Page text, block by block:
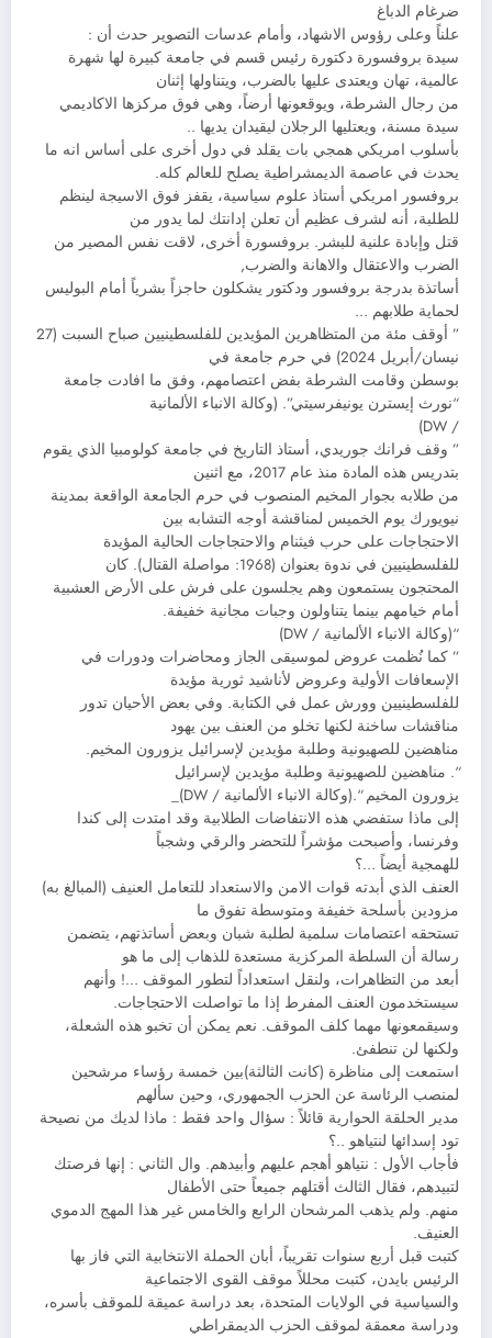
ضرغام الدباغ
علناً وعلى رؤوس الاشهاد، وأمام عدسات التصوير حدث أن :
سيدة بروفسورة دكتورة رئيس قسم في جامعة كبيرة لها شهرة
عالمية، تهان ويعتدى عليها بالضرب، ويتناولها إثنان
من رجال الشرطة، ويوقعونها أرضاً، وهي فوق مركزها الاكاديمي
سيدة مسنة، ويعتليها الرجلان ليقيدان يديها ..
بأسلوب امريكي همجي بات يقلد في دول أخرى على أساس انه ما
يحدث في عاصمة الديمشراطية يصلح للعالم كله.
بروفسور امريكي أستاذ علوم سياسية، يقفز فوق الاسيجة لينظم
للطلبة، أنه لشرف عظيم أن تعلن إدانتك لما يدور من
قتل وإبادة علنية للبشر. بروفسورة أخرى، لاقت نفس المصير من
الضرب والاعتقال والاهانة والضرب,
أساتذة بدرجة بروفسور ودكتور يشكلون حاجزاً بشرياً أمام البوليس
لحماية طلابهم …
” أوقف مئة من المتظاهرين المؤيدين للفلسطينيين صباح السبت (27
نيسان/أبريل 2024) في حرم جامعة في
بوسطن وقامت الشرطة بفض اعتصامهم، وفق ما افادت جامعة
“نورث إيسترن يونيفرسيتي”. (وكالة الانباء الألمانية
/ DW)
” وقف فرانك جوريدي، أستاذ التاريخ في جامعة كولومبيا الذي يقوم
بتدريس هذه المادة منذ عام 2017، مع اثنين
من طلابه بجوار المخيم المنصوب في حرم الجامعة الواقعة بمدينة
نيويورك يوم الخميس لمناقشة أوجه التشابه بين
الاحتجاجات على حرب فيثنام والاحتجاجات الحالية المؤيدة
للفلسطينيين في ندوة بعنوان (1968: مواصلة القتال). كان
المحتجون يستمعون وهم يجلسون على فرش على الأرض العشبية
أمام خيامهم بينما يتناولون وجبات مجانية خفيفة.
“(وكالة الانباء الألمانية / DW)
” كما نُظمت عروض لموسيقى الجاز ومحاضرات ودورات في
الإسعافات الأولية وعروض لأناشيد ثورية مؤيدة
للفلسطينيين وورش عمل في الكتابة. وفي بعض الأحيان تدور
مناقشات ساخنة لكنها تخلو من العنف بين يهود
مناهضين للصهيونية وطلبة مؤيدين لإسرائيل يزورون المخيم.
“. مناهضين للصهيونية وطلبة مؤيدين لإسرائيل
يزورون المخيم “.(وكالة الانباء الألمانية / DW)_
إلى ماذا ستفضي هذه الانتفاضات الطلابية وقد امتدت إلى كندا
وفرنسا، وأصبحت مؤشراً للتحضر والرقي وشجباً
للهمجية أيضاً …؟
العنف الذي أبدته قوات الامن والاستعداد للتعامل العنيف (المبالغ به)
مزودين بأسلحة خفيفة ومتوسطة تفوق ما
تستحقه اعتصامات سلمية لطلبة شبان وبعض أساتذتهم، يتضمن
رسالة أن السلطة المركزية مستعدة للذهاب إلى ما هو
أبعد من التظاهرات، ولنقل استعداداً لتطور الموقف …! وأنهم
سيستخدمون العنف المفرط إذا ما تواصلت الاحتجاجات.
وسيقمعونها مهما كلف الموقف. نعم يمكن أن تخبو هذه الشعلة،
ولكنها لن تنطفئ.
استمعت إلى مناظرة (كانت الثالثة)بين خمسة رؤساء مرشحين
لمنصب الرئاسة عن الحزب الجمهوري، وحين سألهم
مدير الحلقة الحوارية قائلاً : سؤال واحد فقط : ماذا لديك من نصيحة
تود إسدائها لنتياهو ..؟
فأجاب الأول : نتياهو أهجم عليهم وأبيدهم. وال الثاني : إنها فرصتك
لتبيدهم، فقال الثالث أقتلهم جميعاً حتى الأطفال
منهم. ولم يذهب المرشحان الرابع والخامس غير هذا المهج الدموي
العنيف.
كتبت قبل أربع سنوات تقريباً، أبان الحملة الانتخابية التي فاز بها
الرئيس بايدن، كتبت محللاً موقف القوى الاجتماعية
والسياسية في الولايات المتحدة، بعد دراسة عميقة للموقف بأسره،
ودراسة معمقة لموقف الحزب الديمقراطي